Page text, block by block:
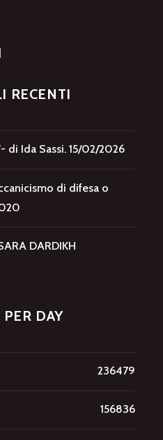
RECENTI
di Ida Sassi. 15/02/2026
di difesa o
DARDIKH
DAY
236479
156836